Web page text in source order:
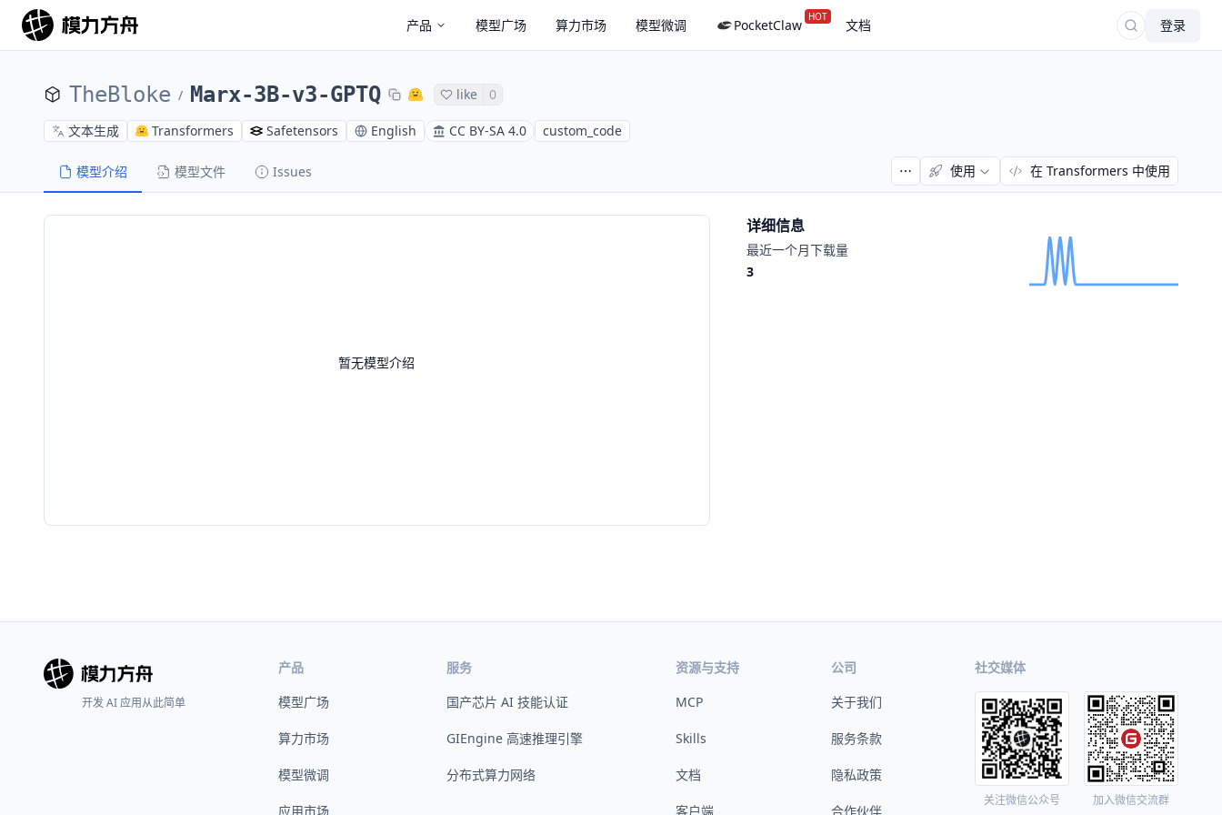
产品 模型广场 算力市场 模型微调 PocketClaw HOT 文档 登录
TheBloke / Marx-3B-v3-GPTQ like 0
文本生成 Transformers Safetensors English CC BY-SA 4.0 custom_code
模型介绍 模型文件 Issues 使用 在 Transformers 中使用
暂无模型介绍
详细信息
最近一个月下载量
3
开发 AI 应用从此简单
产品
模型广场
算力市场
模型微调
应用市场
服务
国产芯片 AI 技能认证
GIEngine 高速推理引擎
分布式算力网络
资源与支持
MCP
Skills
文档
客户端
公司
关于我们
服务条款
隐私政策
合作伙伴
社交媒体
关注微信公众号 加入微信交流群